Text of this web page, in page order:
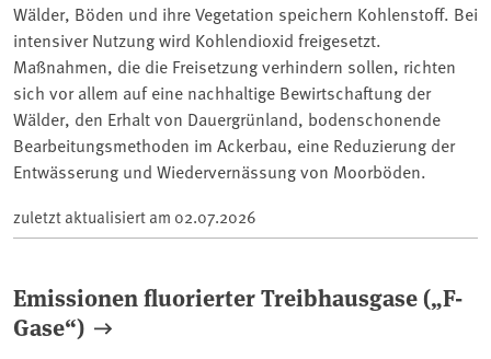
Wälder, Böden und ihre Vegetation speichern Kohlenstoff. Bei
intensiver Nutzung wird Kohlendioxid freigesetzt.
Maßnahmen, die die Freisetzung verhindern sollen, richten
sich vor allem auf eine nachhaltige Bewirtschaftung der
Wälder, den Erhalt von Dauergrünland, bodenschonende
Bearbeitungsmethoden im Ackerbau, eine Reduzierung der
Entwässerung und Wiedervernässung von Moorböden.
zuletzt aktualisiert am 02.07.2026
Emissionen fluorierter Treibhausgase („F-
Gase“)